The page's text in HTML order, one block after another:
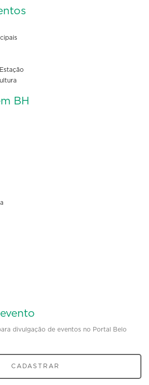
BH
divulgação de eventos no Portal Belo
CADASTRAR